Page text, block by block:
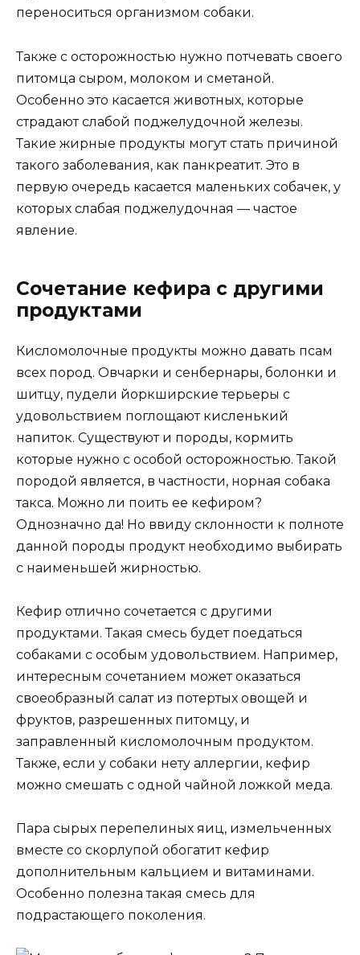
переноситься организмом собаки.
Также с осторожностью нужно потчевать своего
питомца сыром, молоком и сметаной.
Особенно это касается животных, которые
страдают слабой поджелудочной железы.
Такие жирные продукты могут стать причиной
такого заболевания, как панкреатит. Это в
первую очередь касается маленьких собачек, у
которых слабая поджелудочная — частое
явление.
Сочетание кефира с другими
продуктами
Кисломолочные продукты можно давать псам
всех пород. Овчарки и сенбернары, болонки и
шитцу, пудели йоркширские терьеры с
удовольствием поглощают кисленький
напиток. Существуют и породы, кормить
которые нужно с особой осторожностью. Такой
породой является, в частности, норная собака
такса. Можно ли поить ее кефиром?
Однозначно да! Но ввиду склонности к полноте
данной породы продукт необходимо выбирать
с наименьшей жирностью.
Кефир отлично сочетается с другими
продуктами. Такая смесь будет поедаться
собаками с особым удовольствием. Например,
интересным сочетанием может оказаться
своеобразный салат из потертых овощей и
фруктов, разрешенных питомцу, и
заправленный кисломолочным продуктом.
Также, если у собаки нету аллергии, кефир
можно смешать с одной чайной ложкой меда.
Пара сырых перепелиных яиц, измельченных
вместе со скорлупой обогатит кефир
дополнительным кальцием и витаминами.
Особенно полезна такая смесь для
подрастающего поколения.